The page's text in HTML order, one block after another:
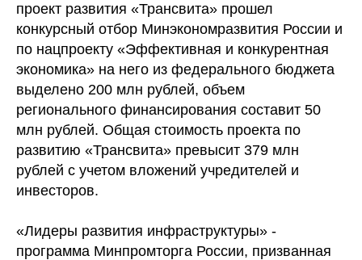
проект развития «Трансвита» прошел
конкурсный отбор Минэкономразвития России и
по нацпроекту «Эффективная и конкурентная
экономика» на него из федерального бюджета
выделено 200 млн рублей, объем
регионального финансирования составит 50
млн рублей. Общая стоимость проекта по
развитию «Трансвита» превысит 379 млн
рублей с учетом вложений учредителей и
инвесторов.
«Лидеры развития инфраструктуры» -
программа Минпромторга России, призванная